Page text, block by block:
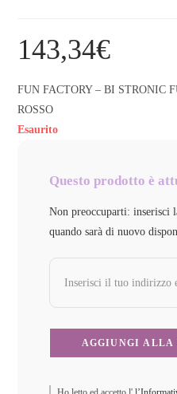
143,34€
FUN FACTORY – BI STRONIC
ROSSO
Esaurito
Questo prodotto è
Non preoccuparti: inserisci
quando sarà di nuovo